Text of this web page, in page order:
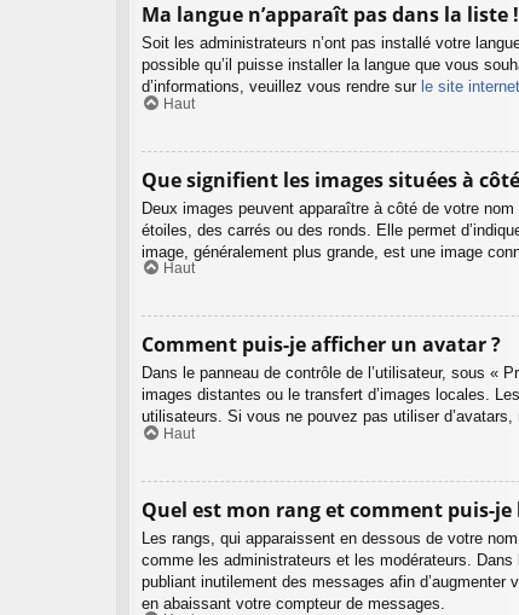
Ma langue n’apparaît pas dans la liste !
Soit les administrateurs n’ont pas installé votre
possible qu’il puisse installer la langue que vous
d’informations, veuillez vous rendre sur le site
Haut
Que signifient les images situées à
Deux images peuvent apparaître à côté de votre
étoiles, des carrés ou des ronds. Elle permet
image, généralement plus grande, est une image
Haut
Comment puis-je afficher un avatar ?
Dans le panneau de contrôle de l’utilisateur, sous «
images distantes ou le transfert d’images locales.
utilisateurs. Si vous ne pouvez pas utiliser
Haut
Quel est mon rang et comment puis-je
Les rangs, qui apparaissent en dessous de votre
comme les administrateurs et les modérateurs.
publiant inutilement des messages afin
en abaissant votre compteur de messages.